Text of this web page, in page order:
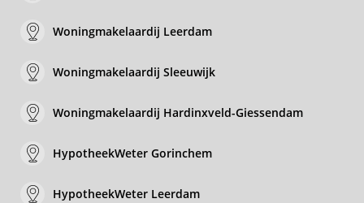
Woningmakelaardij Leerdam
Woningmakelaardij Sleeuwijk
Woningmakelaardij Hardinxveld-Giessendam
HypotheekWeter Gorinchem
HypotheekWeter Leerdam